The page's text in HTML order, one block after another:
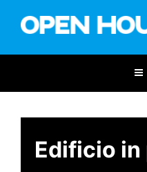
Edificio in